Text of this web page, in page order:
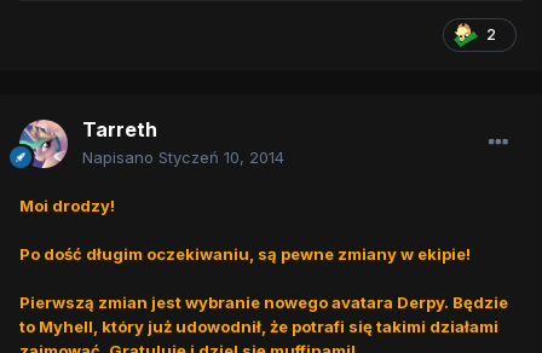
2
Tarreth
Napisano Styczeń 10, 2014
Moi drodzy!
Po dość długim oczekiwaniu, są pewne zmiany w ekipie!
Pierwszą zmian jest wybranie nowego avatara Derpy. Będzie
to Myhell, który już udowodnił, że potrafi się takimi działami